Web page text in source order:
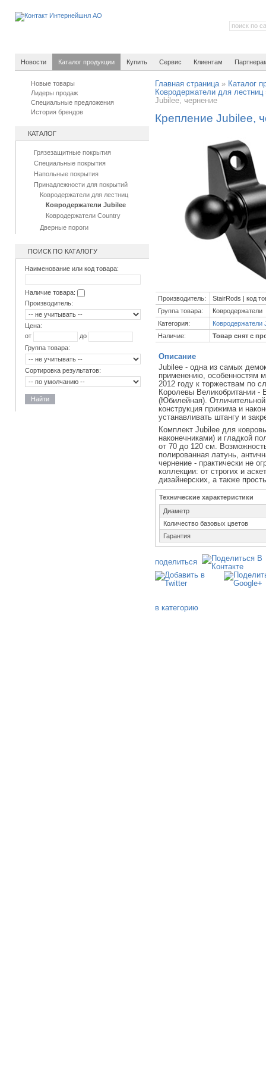
Новости Каталог продукции Купить Сервис Клиентам
Новые товары
Лидеры продаж
Специальные предложения
История брендов
КАТАЛОГ
Грязезащитные покрытия
Специальные покрытия
Напольные покрытия
Принадлежности для покрытий
Ковродержатели для лестниц
Ковродержатели Jubilee
Ковродержатели Country
Дверные пороги
ПОИСК ПО КАТАЛОГУ
Наименование или код товара:
Наличие товара:
Производитель:
Цена:
от
до
Группа товара:
Сортировка результатов:
Найти
Главная страница» Каталог
Ковродержатели для лестниц
Jubilee, чернение
Крепление Jubilee,
Производитель:
StairRods | код
Группа товара:
Ковродержатели
Категория:
Ковродержатели
Наличие:
Товар снят с
Описание
Jubilee - одна из самых
применению, особенностям
2012 году к торжествам по
Королевы Великобритании -
(Юбилейная).
конструкция прижима и
устанавливать штангу и
Комплект Jubilee для
наконечниками) и гладкой
от 70 до 120 см.
полированная латунь,
чернение - практически не
коллекции: от строгих и
дизайнерских, а также
Технические характеристики
Диаметр
Количество базовых цветов
Гарантия
поделиться
в категорию